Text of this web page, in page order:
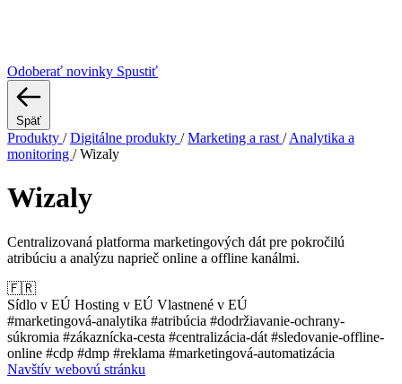
Odoberať novinky Spustiť
Späť
Produkty / Digitálne produkty / Marketing a rast / Analytika a
monitoring / Wizaly
Wizaly
Centralizovaná platforma marketingových dát pre pokročilú
atribúciu a analýzu naprieč online a offline kanálmi.
🇫🇷
Sídlo v EÚ Hosting v EÚ Vlastnené v EÚ
#marketingová-analytika #atribúcia #dodržiavanie-ochrany-
súkromia #zákaznícka-cesta #centralizácia-dát #sledovanie-offline-
online #cdp #dmp #reklama #marketingová-automatizácia
Navštív webovú stránku